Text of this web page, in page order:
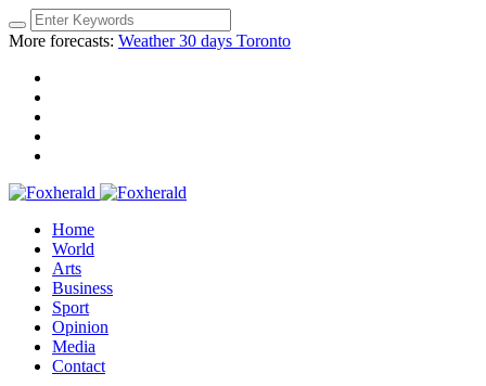
More forecasts: Weather 30 days Toronto
Home
World
Arts
Business
Sport
Opinion
Media
Contact